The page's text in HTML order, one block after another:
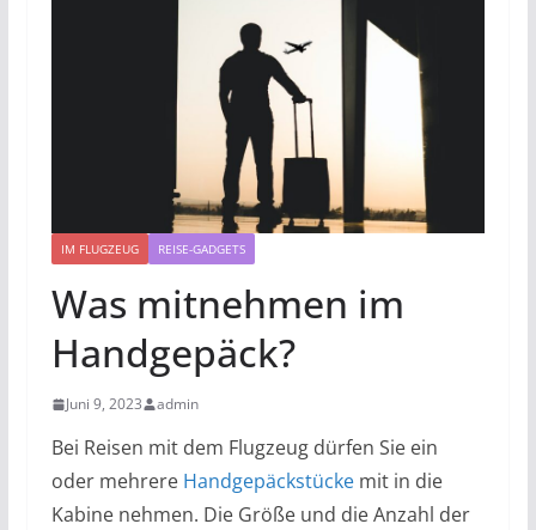
IM FLUGZEUG REISE-GADGETS
Was mitnehmen im
Handgepäck?
Juni 9, 2023 admin
Bei Reisen mit dem Flugzeug dürfen Sie ein
oder mehrere Handgepäckstückemit in die
Kabine nehmen. Die Größe und die Anzahl der